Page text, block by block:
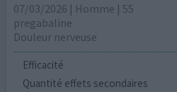
07/03/2026 | Homme | 55
pregabaline
Douleur nerveuse
Efficacité
Quantité effets secondaires